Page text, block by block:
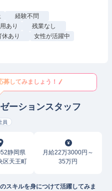
経験不問
あり
残業なし
休あり
女性が活躍中
募してみましょう！
ーションスタッフ
員
静岡県
区天王町
月給22万3000円～
35万円
スキルを身につけて活躍してみま